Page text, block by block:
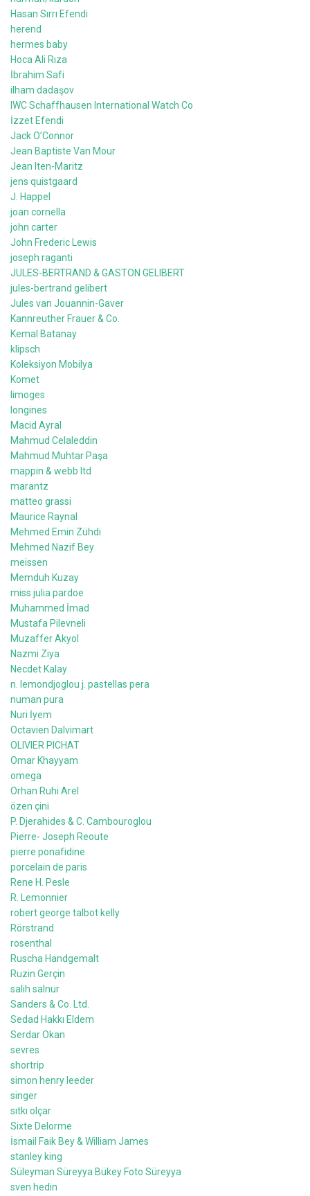
Hasan Sırrı Efendi
herend
hermes baby
Hoca Ali Rıza
İbrahim Safi
ilham dadaşov
IWC Schaffhausen International Watch Co
İzzet Efendi
Jack O’Connor
Jean Baptiste Van Mour
Jean Iten-Maritz
jens quistgaard
J. Happel
joan cornella
john carter
John Frederic Lewis
joseph raganti
JULES-BERTRAND & GASTON GELIBERT
jules-bertrand gelibert
Jules van Jouannin-Gaver
Kannreuther Frauer & Co.
Kemal Batanay
klipsch
Koleksiyon Mobilya
Komet
limoges
longines
Macid Ayral
Mahmud Celaleddin
Mahmud Muhtar Paşa
mappin & webb ltd
marantz
matteo grassi
Maurice Raynal
Mehmed Emin Zühdi
Mehmed Nazif Bey
meissen
Memduh Kuzay
miss julia pardoe
Muhammed İmad
Mustafa Pilevneli
Muzaffer Akyol
Nazmi Ziya
Necdet Kalay
n. lemondjoglou j. pastellas pera
numan pura
Nuri İyem
Octavien Dalvimart
OLIVIER PICHAT
Omar Khayyam
omega
Orhan Ruhi Arel
özen çini
P. Djerahides & C. Cambouroglou
Pierre- Joseph Reoute
pierre ponafidine
porcelain de paris
Rene H. Pesle
R. Lemonnier
robert george talbot kelly
Rörstrand
rosenthal
Ruscha Handgemalt
Ruzin Gerçin
salih salnur
Sanders & Co. Ltd.
Sedad Hakkı Eldem
Serdar Okan
sevres
shortrip
simon henry leeder
singer
sıtkı olçar
Sixte Delorme
İsmail Faik Bey & William James
stanley king
Süleyman Süreyya Bükey Foto Süreyya
sven hedin